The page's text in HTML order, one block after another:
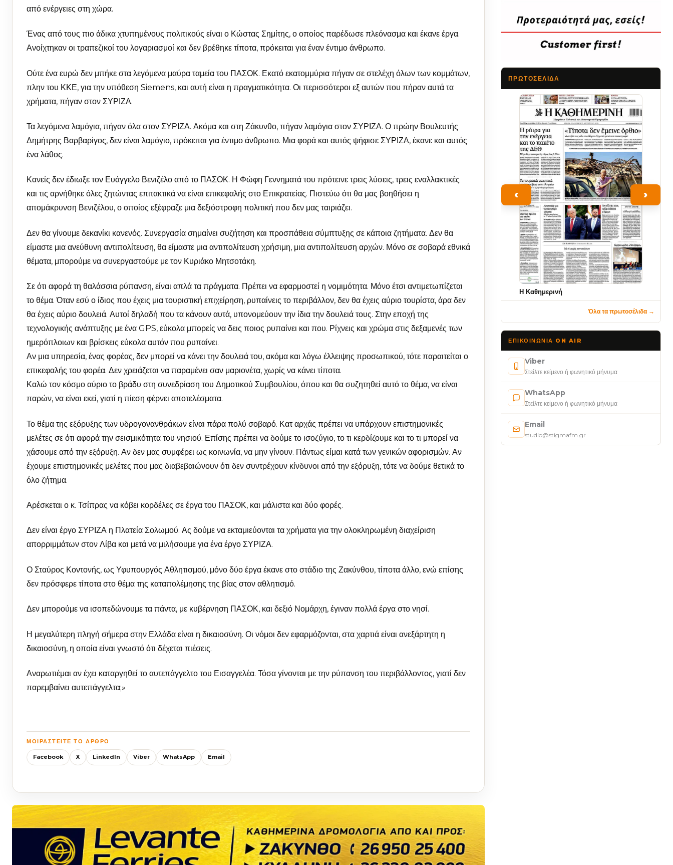
από ενέργειες στη χώρα.
Ένας από τους πιο άδικα χτυπημένους πολιτικούς είναι ο Κώστας Σημίτης, ο οποίος παρέδωσε πλεόνασμα και έκανε έργα.
Ανοίχτηκαν οι τραπεζικοί του λογαριασμοί και δεν βρέθηκε τίποτα, πρόκειται για έναν έντιμο άνθρωπο.
Ούτε ένα ευρώ δεν μπήκε στα λεγόμενα μαύρα ταμεία του ΠΑΣΟΚ. Εκατό εκατομμύρια πήγαν σε στελέχη όλων των κομμάτων,
πλην του ΚΚΕ, για την υπόθεση Siemens, και αυτή είναι η πραγματικότητα. Οι περισσότεροι εξ αυτών που πήραν αυτά τα
χρήματα, πήγαν στον ΣΥΡΙΖΑ.
Τα λεγόμενα λαμόγια, πήγαν όλα στον ΣΥΡΙΖΑ. Ακόμα και στη Ζάκυνθο, πήγαν λαμόγια στον ΣΥΡΙΖΑ. Ο πρώην Βουλευτής
Δημήτρης Βαρβαρίγος, δεν είναι λαμόγιο, πρόκειται για έντιμο άνθρωπο. Μια φορά και αυτός ψήφισε ΣΥΡΙΖΑ, έκανε και αυτός
ένα λάθος.
Κανείς δεν έδιωξε τον Ευάγγελο Βενιζέλο από το ΠΑΣΟΚ. Η Φώφη Γεννηματά του πρότεινε τρεις λύσεις, τρεις εναλλακτικές
και τις αρνήθηκε όλες ζητώντας επιτακτικά να είναι επικεφαλής στο Επικρατείας. Πιστεύω ότι θα μας βοηθήσει η
απομάκρυνση Βενιζέλου, ο οποίος εξέφραζε μια δεξιόστροφη πολιτική που δεν μας ταιριάζει.
Δεν θα γίνουμε δεκανίκι κανενός. Συνεργασία σημαίνει συζήτηση και προσπάθεια σύμπτυξης σε κάποια ζητήματα. Δεν θα
είμαστε μια ανεύθυνη αντιπολίτευση, θα είμαστε μια αντιπολίτευση χρήσιμη, μια αντιπολίτευση αρχών. Μόνο σε σοβαρά εθνικά
θέματα, μπορούμε να συνεργαστούμε με τον Κυριάκο Μητσοτάκη.
Σε ότι αφορά τη θαλάσσια ρύπανση, είναι απλά τα πράγματα. Πρέπει να εφαρμοστεί η νομιμότητα. Μόνο έτσι αντιμετωπίζεται
το θέμα. Όταν εσύ ο ίδιος που έχεις μια τουριστική επιχείρηση, ρυπαίνεις το περιβάλλον, δεν θα έχεις αύριο τουρίστα, άρα δεν
θα έχεις αύριο δουλειά. Αυτοί δηλαδή που τα κάνουν αυτά, υπονομεύουν την ίδια την δουλειά τους. Στην εποχή της
τεχνολογικής ανάπτυξης με ένα GPS, εύκολα μπορείς να δεις ποιος ρυπαίνει και που. Ρίχνεις και χρώμα στις δεξαμενές των
ημερόπλοιων και βρίσκεις εύκολα αυτόν που ρυπαίνει.
Αν μια υπηρεσία, ένας φορέας, δεν μπορεί να κάνει την δουλειά του, ακόμα και λόγω έλλειψης προσωπικού, τότε παραιτείται ο
επικεφαλής του φορέα. Δεν χρειάζεται να παραμένει σαν μαριονέτα, χωρίς να κάνει τίποτα.
Καλώ τον κόσμο αύριο το βράδυ στη συνεδρίαση του Δημοτικού Συμβουλίου, όπου και θα συζητηθεί αυτό το θέμα, να είναι
παρών, να είναι εκεί, γιατί η πίεση φέρνει αποτελέσματα.
Το θέμα της εξόρυξης των υδρογονανθράκων είναι πάρα πολύ σοβαρό. Κατ αρχάς πρέπει να υπάρχουν επιστημονικές
μελέτες σε ότι αφορά την σεισμικότητα του νησιού. Επίσης πρέπει να δούμε το ισοζύγιο, το τι κερδίζουμε και το τι μπορεί να
χάσουμε από την εξόρυξη. Αν δεν μας συμφέρει ως κοινωνία, να μην γίνουν. Πάντως είμαι κατά των γενικών αφορισμών. Αν
έχουμε επιστημονικές μελέτες που μας διαβεβαιώνουν ότι δεν συντρέχουν κίνδυνοι από την εξόρυξη, τότε να δούμε θετικά το
όλο ζήτημα.
Αρέσκεται ο κ. Τσίπρας να κόβει κορδέλες σε έργα του ΠΑΣΟΚ, και μάλιστα και δύο φορές.
Δεν είναι έργο ΣΥΡΙΖΑ η Πλατεία Σολωμού. Ας δούμε να εκταμιεύονται τα χρήματα για την ολοκληρωμένη διαχείριση
απορριμμάτων στον Λίβα και μετά να μιλήσουμε για ένα έργο ΣΥΡΙΖΑ.
Ο Σταύρος Κοντονής, ως Υφυπουργός Αθλητισμού, μόνο δύο έργα έκανε στο στάδιο της Ζακύνθου, τίποτα άλλο, ενώ επίσης
δεν πρόσφερε τίποτα στο θέμα της καταπολέμησης της βίας στον αθλητισμό.
Δεν μπορούμε να ισοπεδώνουμε τα πάντα, με κυβέρνηση ΠΑΣΟΚ, και δεξιό Νομάρχη, έγιναν πολλά έργα στο νησί.
Η μεγαλύτερη πληγή σήμερα στην Ελλάδα είναι η δικαιοσύνη. Οι νόμοι δεν εφαρμόζονται, στα χαρτιά είναι ανεξάρτητη η
δικαιοσύνη, η οποία είναι γνωστό ότι δέχεται πιέσεις.
Αναρωτιέμαι αν έχει καταργηθεί το αυτεπάγγελτο του Εισαγγελέα. Τόσα γίνονται με την ρύπανση του περιβάλλοντος, γιατί δεν
παρεμβαίνει αυτεπάγγελτα;»
ΜΟΙΡΑΣΤΕΊΤΕ ΤΟ ΆΡΘΡΟ
Facebook X LinkedIn Viber WhatsApp Email
ΠΡΩΤΟΣΈΛΙΔΑ
‹
Η Καθημερινή
›
Όλα τα πρωτοσέλιδα →
ΕΠΙΚΟΙΝΩΝΊΑ ON AIR
Viber
Στείλτε κείμενο ή φωνητικό μήνυμα
WhatsApp
Στείλτε κείμενο ή φωνητικό μήνυμα
Email
studio@stigmafm.gr